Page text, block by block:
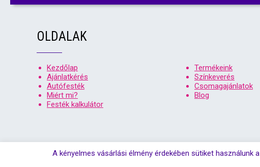
OLDALAK
Kezdőlap
Termékeink
Ajánlatkérés
Színkeverés
Autófesték
Csomagajánlatok
Miért mi?
Blog
Festék kalkulátor
A kényelmes vásárlási élmény érdekében sütiket